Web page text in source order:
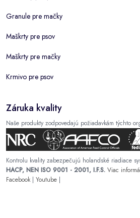
Granule pre mačky
Maškrty pre psov
Maškrty pre mačky
Krmivo pre psov
Záruka kvality
Naše produkty zodpovedajú požiadavkám týchto
Kontrolu kvality zabezpečujú holandské riadiace
HACP, NEN ISO 9001 - 2001, I.F.S. Viac
Facebook| Youtube |